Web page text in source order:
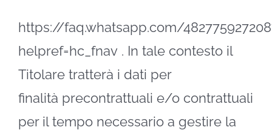
https://faq.whatsapp.com/
helpref=hc_fnav . In tale contesto il
Titolare tratterà i dati per
finalità precontrattuali e/o contrattuali
per il tempo necessario a gestire la